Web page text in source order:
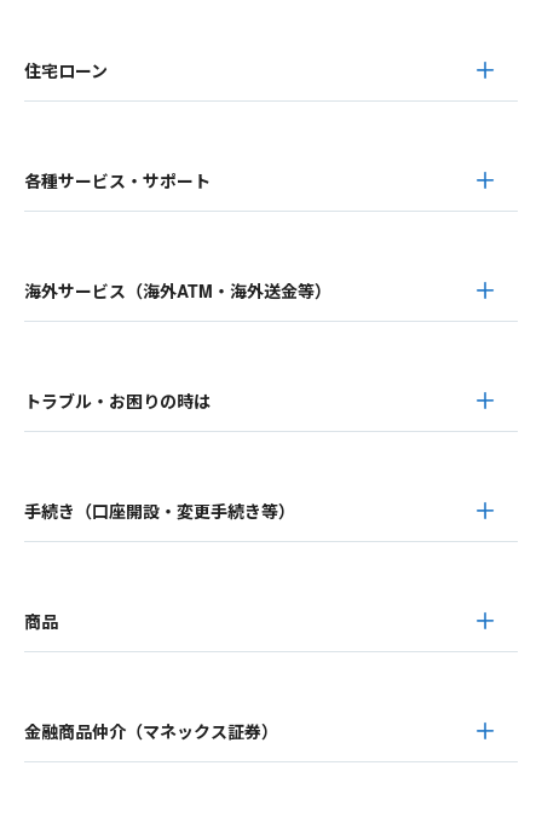
住宅ローン
各種サービス・サポート
海外サービス（海外ATM・海外送金等）
トラブル・お困りの時は
手続き（口座開設・変更手続き等）
商品
金融商品仲介（マネックス証券）